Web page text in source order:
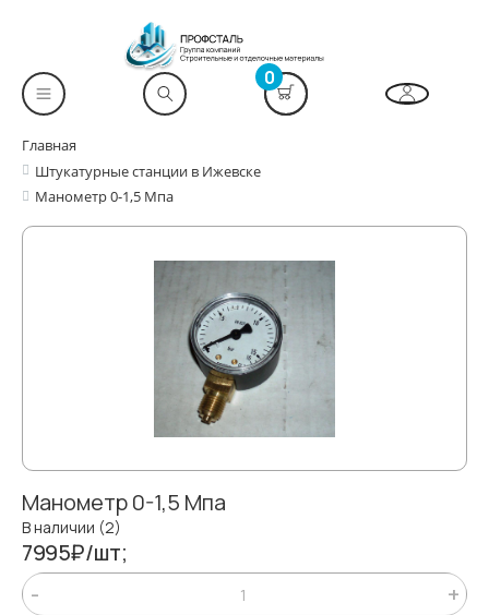
0
Главная
Штукатурные станции в Ижевске
Манометр 0-1,5 Мпа
Манометр 0-1,5 Мпа
В наличии (2)
7995₽/шт;